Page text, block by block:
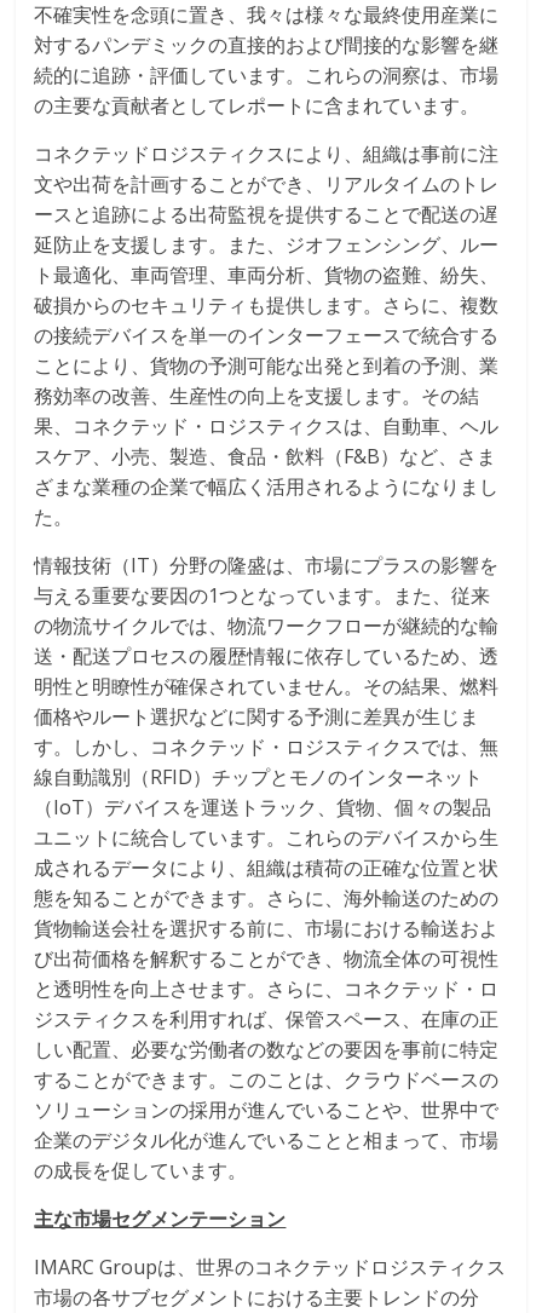
不確実性を念頭に置き、我々は様々な最終使用産業に
対するパンデミックの直接的および間接的な影響を継
続的に追跡・評価しています。これらの洞察は、市場
の主要な貢献者としてレポートに含まれています。
コネクテッドロジスティクスにより、組織は事前に注
文や出荷を計画することができ、リアルタイムのトレ
ースと追跡による出荷監視を提供することで配送の遅
延防止を支援します。また、ジオフェンシング、ルー
ト最適化、車両管理、車両分析、貨物の盗難、紛失、
破損からのセキュリティも提供します。さらに、複数
の接続デバイスを単一のインターフェースで統合する
ことにより、貨物の予測可能な出発と到着の予測、業
務効率の改善、生産性の向上を支援します。その結
果、コネクテッド・ロジスティクスは、自動車、ヘル
スケア、小売、製造、食品・飲料（F&B）など、さま
ざまな業種の企業で幅広く活用されるようになりまし
た。
情報技術（IT）分野の隆盛は、市場にプラスの影響を
与える重要な要因の1つとなっています。また、従来
の物流サイクルでは、物流ワークフローが継続的な輸
送・配送プロセスの履歴情報に依存しているため、透
明性と明瞭性が確保されていません。その結果、燃料
価格やルート選択などに関する予測に差異が生じま
す。しかし、コネクテッド・ロジスティクスでは、無
線自動識別（RFID）チップとモノのインターネット
（IoT）デバイスを運送トラック、貨物、個々の製品
ユニットに統合しています。これらのデバイスから生
成されるデータにより、組織は積荷の正確な位置と状
態を知ることができます。さらに、海外輸送のための
貨物輸送会社を選択する前に、市場における輸送およ
び出荷価格を解釈することができ、物流全体の可視性
と透明性を向上させます。さらに、コネクテッド・ロ
ジスティクスを利用すれば、保管スペース、在庫の正
しい配置、必要な労働者の数などの要因を事前に特定
することができます。このことは、クラウドベースの
ソリューションの採用が進んでいることや、世界中で
企業のデジタル化が進んでいることと相まって、市場
の成長を促しています。
主な市場セグメンテーション
IMARC Groupは、世界のコネクテッドロジスティクス
市場の各サブセグメントにおける主要トレンドの分